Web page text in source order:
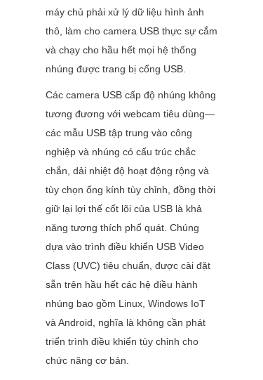
máy chủ phải xử lý dữ liệu hình ảnh
thô, làm cho camera USB thực sự cắm
và chạy cho hầu hết mọi hệ thống
nhúng được trang bị cổng USB.
Các camera USB cấp độ nhúng không
tương đương với webcam tiêu dùng—
các mẫu USB tập trung vào công
nghiệp và nhúng có cấu trúc chắc
chắn, dải nhiệt độ hoạt động rộng và
tùy chọn ống kính tùy chỉnh, đồng thời
giữ lại lợi thế cốt lõi của USB là khả
năng tương thích phổ quát. Chúng
dựa vào trình điều khiển USB Video
Class (UVC) tiêu chuẩn, được cài đặt
sẵn trên hầu hết các hệ điều hành
nhúng bao gồm Linux, Windows IoT
và Android, nghĩa là không cần phát
triển trình điều khiển tùy chỉnh cho
chức năng cơ bản.